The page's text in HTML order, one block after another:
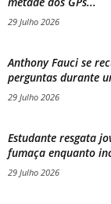
29 Julho 2026
Anthony Fauci se
perguntas durante
29 Julho 2026
Estudante resgata
fumaça enquanto
29 Julho 2026